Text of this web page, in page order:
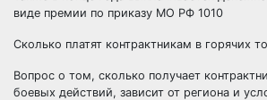
виде премии по приказу МО РФ 1010
Сколько платят контрактникам в горячих
Вопрос о том, сколько получает
боевых действий, зависит от региона и